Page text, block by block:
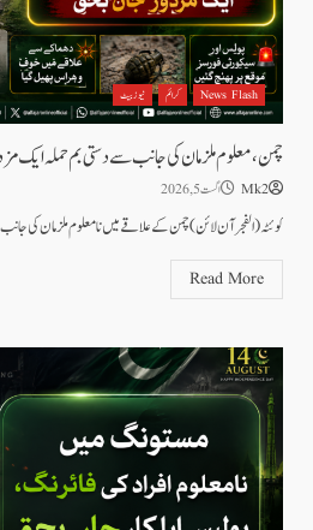
News Flash کرائم نیوز بیٹ
چمن،معلوم ملزمان کی جانب سے دستی بم حملہ ایک
Mk2 اگست 5, 2026
کوئٹہ (الفجرآن لائن) چمن کے علاقے میں نامعلوم ملزمان کی
Read More